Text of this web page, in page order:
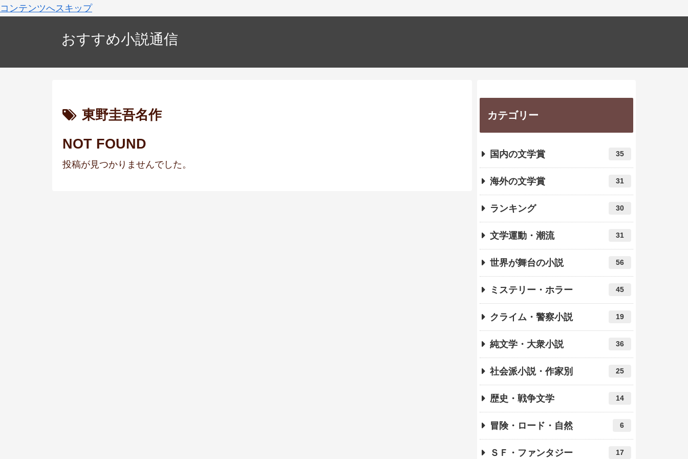
コンテンツへスキップ
おすすめ小説通信
東野圭吾名作
NOT FOUND
投稿が見つかりませんでした。
カテゴリー
国内の文学賞 35
海外の文学賞 31
ランキング 30
文学運動・潮流 31
世界が舞台の小説 56
ミステリー・ホラー 45
クライム・警察小説 19
純文学・大衆小説 36
社会派小説・作家別 25
歴史・戦争文学 14
冒険・ロード・自然 6
ＳＦ・ファンタジー 17